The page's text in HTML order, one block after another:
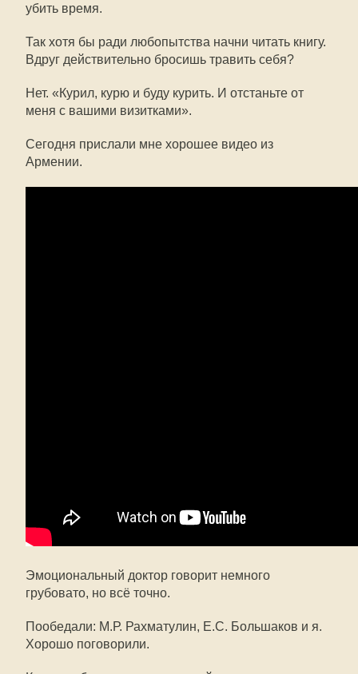
убить время.
Так хотя бы ради любопытства начни читать книгу.
Вдруг действительно бросишь травить себя?
Нет. «Курил, курю и буду курить. И отстаньте от
меня с вашими визитками».
Сегодня прислали мне хорошее видео из
Армении.
Эмоциональный доктор говорит немного
грубовато, но всё точно.
Пообедали: М.Р. Рахматулин, Е.С. Большаков и я.
Хорошо поговорили.